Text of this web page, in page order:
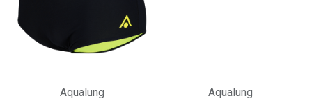
Aqualung Aqualung